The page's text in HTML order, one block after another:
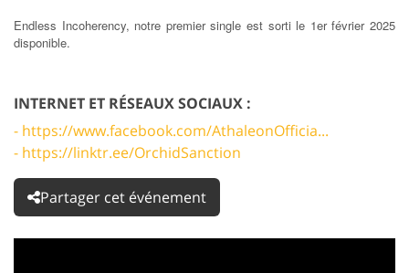
Endless Incoherency, notre premier single est sorti le 1er février 2025
disponible.
INTERNET ET RÉSEAUX SOCIAUX :
- https://www.facebook.com/AthaleonOfficia...
- https://linktr.ee/OrchidSanction
Partager cet événement